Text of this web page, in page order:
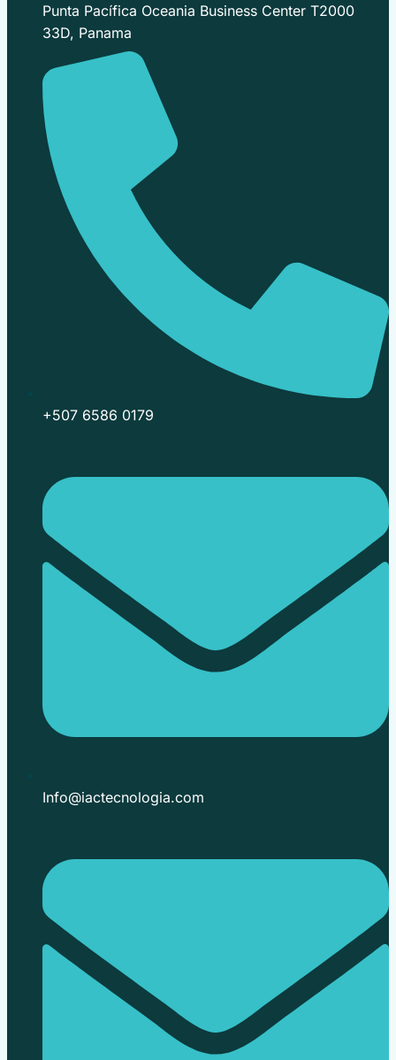
Punta Pacífica Oceania Business Center T2000
33D, Panama
+507 6586 0179
Info@iactecnologia.com